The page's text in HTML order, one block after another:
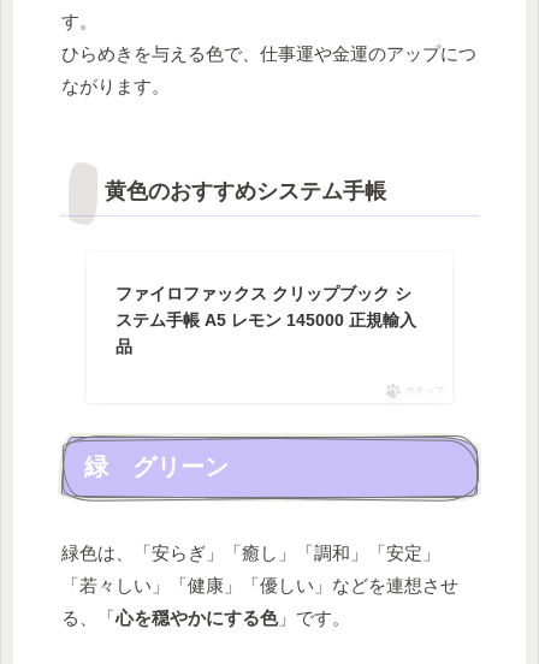
す。
ひらめきを与える色で、仕事運や金運のアップにつ
ながります。
黄色のおすすめシステム手帳
ファイロファックス クリップブック シ
ステム手帳 A5 レモン 145000 正規輸入
品
ポチップ
緑 グリーン
緑色は、「安らぎ」「癒し」「調和」「安定」
「若々しい」「健康」「優しい」などを連想させ
る、「心を穏やかにする色」です。